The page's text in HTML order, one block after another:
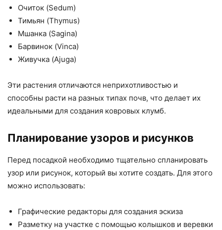
Очиток (Sedum)
Тимьян (Thymus)
Мшанка (Sagina)
Барвинок (Vinca)
Живучка (Ajuga)
Эти растения отличаются неприхотливостью и
способны расти на разных типах почв, что делает их
идеальными для создания ковровых клумб.
Планирование узоров и рисунков
Перед посадкой необходимо тщательно спланировать
узор или рисунок, который вы хотите создать. Для этого
можно использовать:
Графические редакторы для создания эскиза
Разметку на участке с помощью колышков и веревки